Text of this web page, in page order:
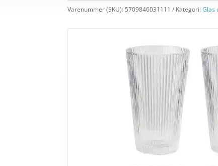
Varenummer (SKU): 5709846031111 Kategori:Glas